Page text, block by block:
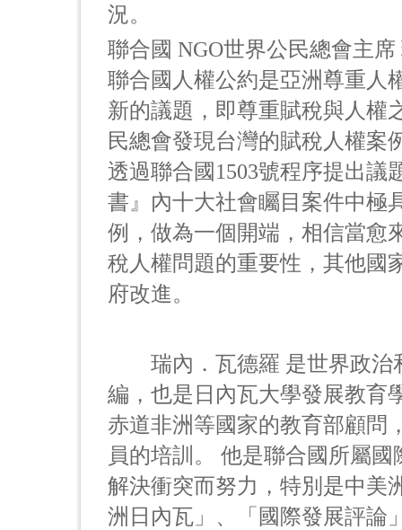
況。
聯合國 NGO世界公民總會主
聯合國人權公約是亞洲尊重人
新的議題，即尊重賦稅與人權
民總會發現台灣的賦稅人權案
透過聯合國1503號程序提出議
書』內十大社會矚目案件中極
例，做為一個開端，相信當愈
稅人權問題的重要性，其他國
府改進。
瑞內．瓦德羅 是世界政治
編，也是日內瓦大學發展教育
赤道非洲等國家的教育部顧問
員的培訓。 他是聯合國所屬
解決衝突而努力，特別是中美
洲日內瓦」、「國際發展評論